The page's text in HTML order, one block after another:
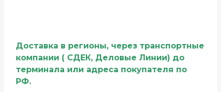
Доставка в регионы, через транспортные
компании ( СДЕК, Деловые Линии) до
терминала или адреса покупателя по
РФ.